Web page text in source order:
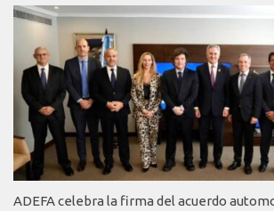
ADEFA celebra la firma del acuerdo